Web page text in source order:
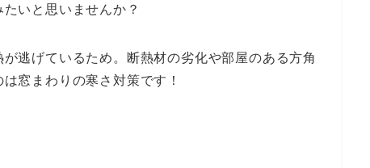
いと思いませんか？
逃げているため。断熱材の劣化や部屋のある方角
窓まわりの寒さ対策です！